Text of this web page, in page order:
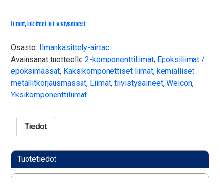
Liimat, lukitteet ja tiivistysaineet
Osasto: Ilmankäsittely-airtac
Avainsanat tuotteelle2-komponenttiliimat, Epoksiliimat /
epoksimassat, Kaksikomponettiset liimat,kemialliset
metallitkorjausmassat, Liimat,tiivistysaineet,Weicon,
Yksikomponenttiliimat
Tiedot
Tuotetiedot